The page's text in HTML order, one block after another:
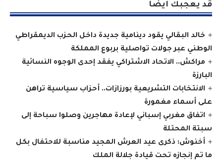
قد يعجبك ايضا
خالد البقالي يقود دينامية جديدة داخل الحزب الديمقراطي
الوطني عبر جولات تواصلية بربوع المملكة
مراكش.. الاتحاد الاشتراكي يفقد إحدى الوجوه النسائية
البارزة
الانتخابات التشريعية بورزازات.. أحزاب سياسية تراهن
على أسماء مغمورة
اتفاق مغربي إسباني لإعادة مهاجرين وصلوا سباحة إلى
سبتة المحتلة
أخنوش: ذكرى عيد العرش المجيد مناسبة للاحتفال بكل
ما تم إنجازه تحت قيادة جلالة الملك